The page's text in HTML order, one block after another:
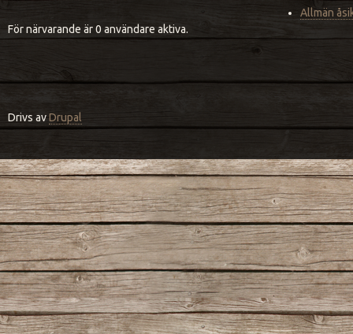
För närvarande är 0 användare aktiva.
Allmän
Drivs avDrupal